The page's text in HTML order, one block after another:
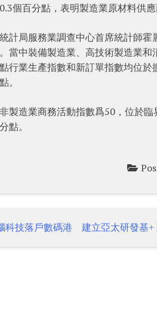
個百分點，表明製造業原材料供應
計局服務業調查中心首席統計師
當中裝備製造業、高技術製造業
行業生產指數和新訂單指數均位
。
製造業商務活動指數爲50，位於
點。
科技落戶數碼港 建立亞太研發基+